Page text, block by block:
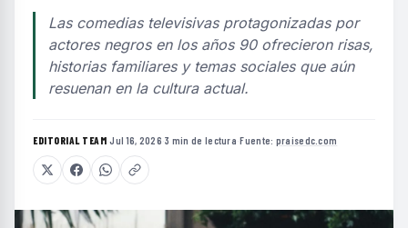
Las comedias televisivas protagonizadas por
actores negros en los años 90 ofrecieron risas,
historias familiares y temas sociales que aún
resuenan en la cultura actual.
EDITORIAL TEAM·Jul 16, 2026·3 min de lectura·Fuente: praisedc.com